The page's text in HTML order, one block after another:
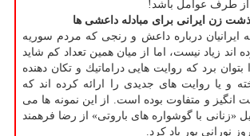
از طرف عوامل باشد!
زن ایرانی برای مبادله داعشی ها
ایرانیان درباره داعش و رنجی كه مردم سوریه
اند زیاد نیست، اما از میان همین تعداد كم شاید
بتوان برد كه روایت هایی دراماتیك و تكان دهنده
و یا روایت های جدیدی را ارائه كرده اند كه
انگیز و متفاوت بوده است. از این نمونه ها می
«زنانی با گوشواره های باروتی» از رضا فرهمند